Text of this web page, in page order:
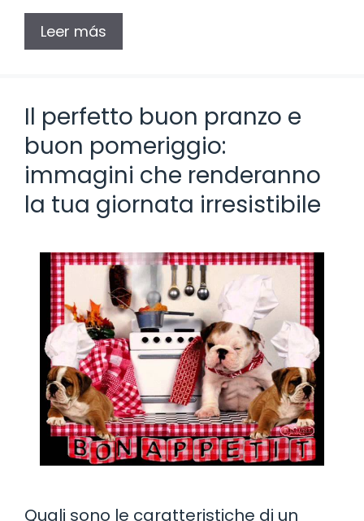
Leer más
Il perfetto buon pranzo e
buon pomeriggio:
immagini che renderanno
la tua giornata irresistibile
Quali sono le caratteristiche di un